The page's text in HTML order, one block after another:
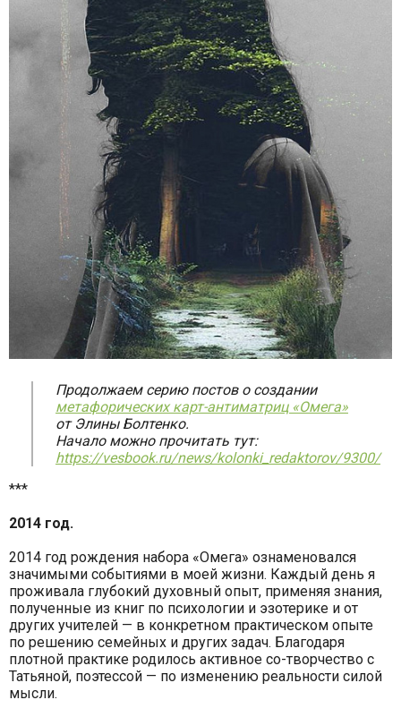
Продолжаем серию постов о создании
метафорических карт-антиматриц «Омега»
от Элины Болтенко.
Начало можно прочитать тут:
https://vesbook.ru/news/kolonki_redaktorov/9300/
***
2014 год.
2014 год рождения набора «Омега» ознаменовался
значимыми событиями в моей жизни. Каждый день я
проживала глубокий духовный опыт, применяя знания,
полученные из книг по психологии и эзотерике и от
других учителей — в конкретном практическом опыте
по решению семейных и других задач. Благодаря
плотной практике родилось активное со-творчество с
Татьяной, поэтессой — по изменению реальности силой
мысли.